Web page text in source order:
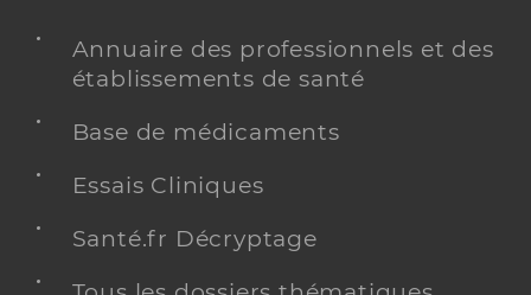
Annuaire des professionnels et des
établissements de santé
Base de médicaments
Essais Cliniques
Santé.fr Décryptage